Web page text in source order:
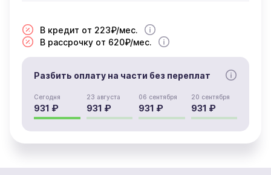
В кредит от 223₽/мес.
В рассрочку от 620₽/мес.
Разбить оплату на части без переплат
Сегодня
931 ₽
23 августа
931 ₽
06 сентября
931 ₽
20 сентября
931 ₽